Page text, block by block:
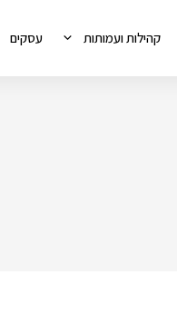
קהילות ועמותות עסקים